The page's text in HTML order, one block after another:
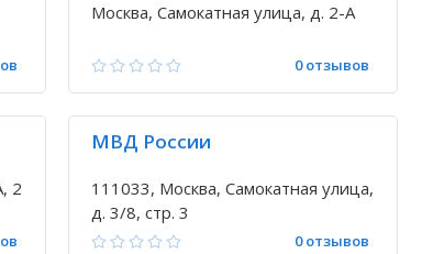
Москва, Самокатная улица, д. 2-А
0 отзывов
2
МВД России
111033, Москва, Самокатная улица,
д. 3/8, стр. 3
0 отзывов